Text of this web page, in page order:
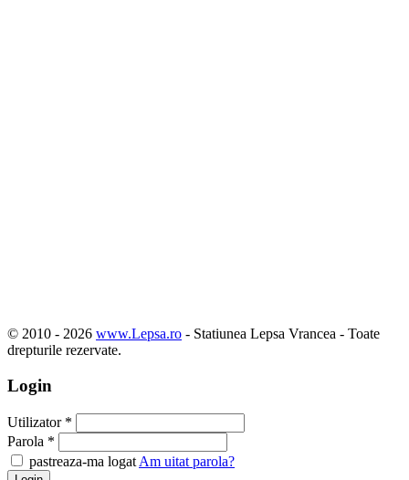
© 2010 - 2026 www.Lepsa.ro - Statiunea Lepsa Vrancea - Toate
drepturile rezervate.
Login
Utilizator *
Parola *
pastreaza-ma logat Am uitat parola?